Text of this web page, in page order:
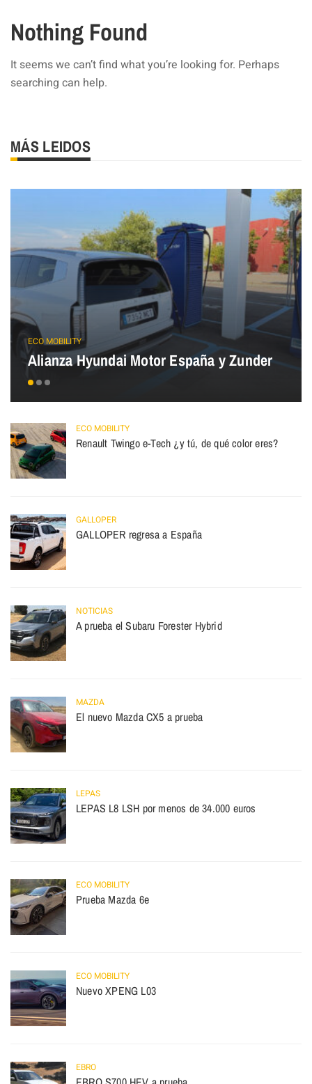
Nothing Found
It seems we can’t find what you’re looking for. Perhaps
searching can help.
MÁS LEIDOS
ECO MOBILITY
Alianza Hyundai Motor España y Zunder
ECO MOBILITY
Renault Twingo e-Tech ¿y tú, de qué color eres?
GALLOPER
GALLOPER regresa a España
NOTICIAS
A prueba el Subaru Forester Hybrid
MAZDA
El nuevo Mazda CX5 a prueba
LEPAS
LEPAS L8 LSH por menos de 34.000 euros
ECO MOBILITY
Prueba Mazda 6e
ECO MOBILITY
Nuevo XPENG L03
EBRO